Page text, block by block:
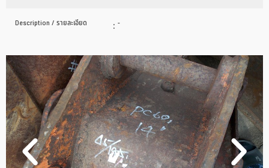
Description / รายละเอียด : -